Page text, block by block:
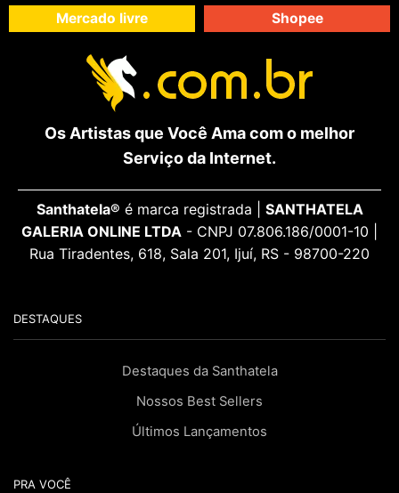
Mercado livre Shopee
Os Artistas que Você Ama com o melhor
Serviço da Internet.
Santhatela® é marca registrada | SANTHATELA
GALERIA ONLINE LTDA - CNPJ 07.806.186/0001-10 |
Rua Tiradentes, 618, Sala 201, Ijuí, RS - 98700-220
DESTAQUES
Destaques da Santhatela
Nossos Best Sellers
Últimos Lançamentos
PRA VOCÊ